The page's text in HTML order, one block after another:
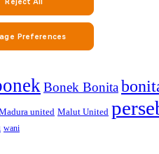
Bonek Bonita
united Malut United
wani